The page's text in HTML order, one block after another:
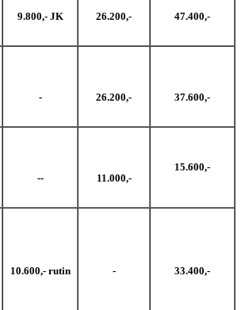
9.800,- JK 26.200,- 47.400,-
- 26.200,- 37.600,-
-- 11.000,-
15.600,-
10.600,- rutin - 33.400,-